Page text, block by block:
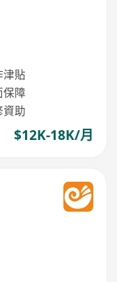
貼
障
資助
$12K-18K/月